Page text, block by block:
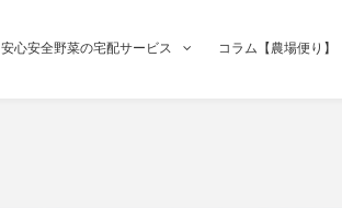
安心安全野菜の宅配サービス コラム【農場便り】